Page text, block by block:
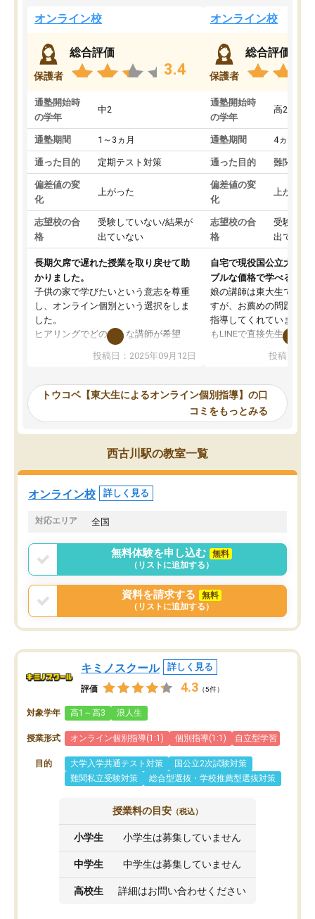
オンライン校
保護者
総合評価
3.4
通塾開始時
の学年
中2
通塾期間 1～3ヵ月
通った目的 定期テスト対策
偏差値の変
化
上がった
志望校の合
格
受験していない/結果が
出ていない
長期欠席で遅れた授業を取り戻せて助
かりました。
子供の家で学びたいという意志を尊重
し、オンライン個別という選択をしま
した。
ヒアリングでどのような講師が希望
か、オプションは付帯するかなど選ぶ
事が出来ました。
ーティングを行い、その講師で良いか
見てから講師を決定する事ができま
す。
うちの子は、初回面談の講師の方で決
オンラインツールを使用した単語帳の
共有があり宿題もそちらで出される形
でした。
言う事で講師変更の申し出があり、あ
まりに短期での変更だった為、塾に通
う事にして退会しました。遅れも取り
戻せ、授業内容や講師の方は良かった
と思います。
投稿日：2025年09月12日
オンライン校
保護者
総合評価
通塾開始時
の学年
高2
通塾期間 4ヵ月～1
通った目的 難関私立
偏差値の変
化
上がった
志望校の合
格
受験して
出ていな
自宅で現役国公立大学生
ブルな価格で学べる
娘の講師は東大生では無
すが、お薦めの問題集や
指導してくれています。
もLINEで直接先生に質問
めれるので、個人に合
いなのがあり(有料)、受
ことをどんなスケジュー
くか相談したのですが、
ち期待したものではなく
くなってきたようなので
投稿日：
トウコベ【東大生によるオンライン個別指導】の口
コミをもっとみる
西古川駅の教室一覧
オンライン校 詳しく見る
対応エリア 全国
無料体験を申し込む
無料
（リストに追加する）
資料を請求する
無料
（リストに追加する）
キミノスクール 詳しく見る
評価 4.3 （5件）
対象学年 高1～高3 浪人生
授業形式 オンライン個別指導(1:1) 個別指導(1:1) 自立型学習
目的 大学入学共通テスト対策
国公立2次試験対策
難関私立受験対策
総合型選抜・学校推薦型選抜対策
授業料の目安 （税込）
小学生 小学生は募集していません
中学生 中学生は募集していません
高校生 詳細はお問い合わせください